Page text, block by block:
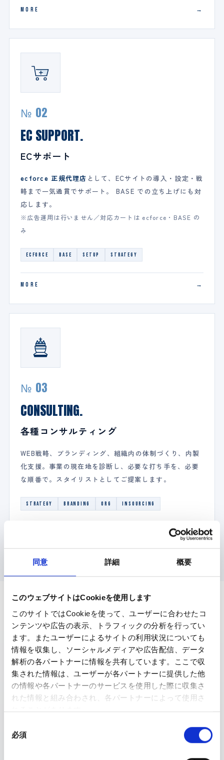
同意 詳細 概要
このウェブサイトはCookieを使用します
このサイトではCookieを使って、ユーザーに合わせたコ
ンテンツや広告の表示、トラフィックの分析を行ってい
ます。またユーザーによるサイトの利用状況についても
情報を収集し、ソーシャルメディアや広告配信、データ
解析の各パートナーに情報を共有しています。ここで収
集された情報は、ユーザーが各パートナーに提供した他
の情報や各パートナーのサービスを使用した際に収集さ
れた情報と組み合わされ、各パートナーによって使用さ
れることがあります。
必須
MORE
№ 02
EC SUPPORT.
ECサポート
ecforce 正規代理店 として、ECサイトの導入・設定・戦
略まで一気通貫でサポート。 BASE での立ち上げにも対
応します。
※広告運用は行いません／対応カートは ecforce・BASE の
み
ECFORCE BASE SETUP STRATEGY
MORE
№ 03
CONSULTING.
各種コンサルティング
WEB戦略、ブランディング、組織内の体制づくり、内製
化支援。事業の現在地を診断し、必要な打ち手を、必要
な順番で。スタイリストとしてご提案します。
STRATEGY BRANDING ORG INSOURCING
— BENEFIT FOR YOUR BUSINESS / 提供価値
私たちが届けるのは、
企業の魅力を
最大限に引き出す
“WEBという衣装”。
モリィは、企業の声に耳を澄まし、まだ言葉になっていない強